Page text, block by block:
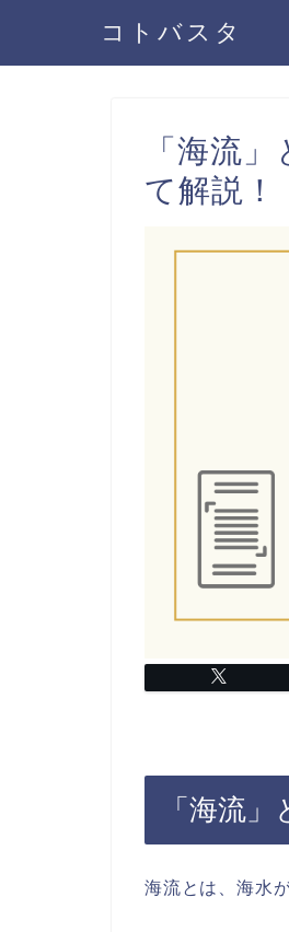
コトバスタ
「海流
て解説！
「海流
海流とは、海水